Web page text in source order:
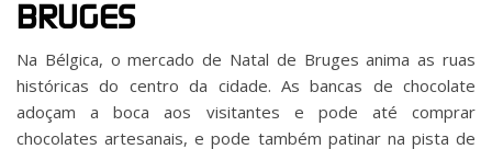
BRUGES
Na Bélgica, o mercado de Natal de Bruges anima as ruas
históricas do centro da cidade. As bancas de chocolate
adoçam a boca aos visitantes e pode até comprar
chocolates artesanais, e pode também patinar na pista de